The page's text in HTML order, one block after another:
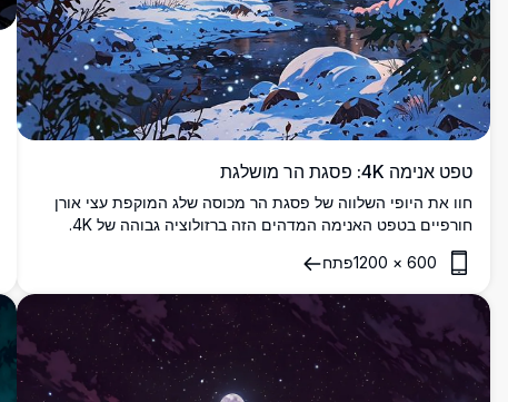
טפט אנימה 4K: פסגת הר מושלגת
חוו את היופי השלווה של פסגת הר מכוסה שלג המוקפת עצי אורן
חורפיים בטפט האנימה המדהים הזה ברזולוציה גבוהה של 4K.
מושלם לאלה שאוהבים את השקט של הטבע בשילוב עם הקסם של
אמנות האנימה.
600
×
1200פתח